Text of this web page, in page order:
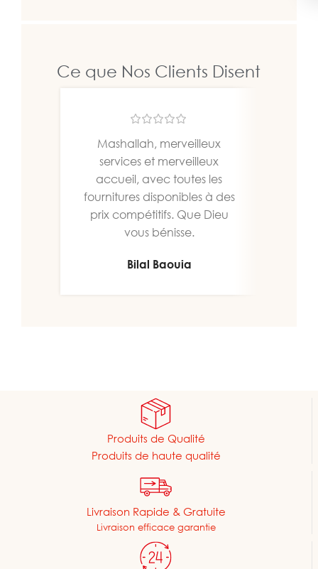
Ce que Nos Clients Disent
Mashallah, merveilleux
services et merveilleux
accueil, avec toutes les
fournitures disponibles à des
prix compétitifs. Que Dieu
vous bénisse.
Bilal Baouia
Produits de Qualité
Produits de haute qualité
Livraison Rapide & Gratuite
Livraison efficace garantie